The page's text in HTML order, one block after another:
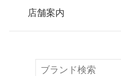
お申込み
店舗案内